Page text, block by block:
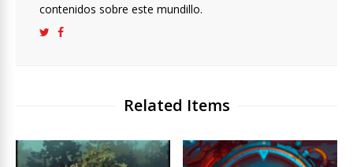
contenidos sobre este mundillo.
Related Items